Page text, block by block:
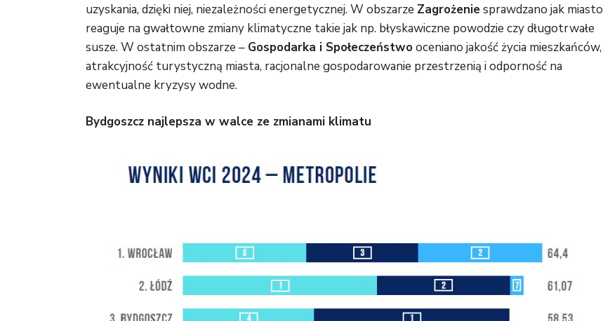
uzyskania, dzięki niej, niezależności energetycznej. W obszarze Zagrożeniesprawdzano jak miasto
reaguje na gwałtowne zmiany klimatyczne takie jak np. błyskawiczne powodzie czy długotrwałe
susze. W ostatnim obszarze – Gospodarka i Społeczeństwooceniano jakość życia mieszkańców,
atrakcyjność turystyczną miasta, racjonalne gospodarowanie przestrzenią i odporność na
ewentualne kryzysy wodne.
Bydgoszcz najlepsza w walce ze zmianami klimatu